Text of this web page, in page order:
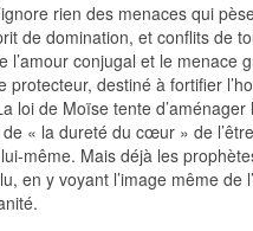
rien des menaces qui
de domination, et conflits de
l’amour conjugal et le menace
protecteur, destiné à fortifier
loi de Moïse tente
« la dureté du cœur » de
même. Mais déjà les
en y voyant l’image même de